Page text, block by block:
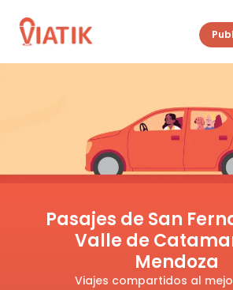
Pasajes de San
Valle de
Mendoza
Viajes compartidos al